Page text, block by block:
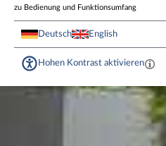
zu Bedienung und Funktionsumfang
Deutsch English
Hohen Kontrast aktivieren